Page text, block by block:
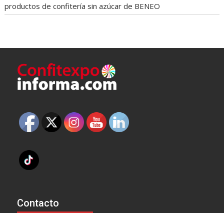
productos de confitería sin azúcar de BENEO
Contacto